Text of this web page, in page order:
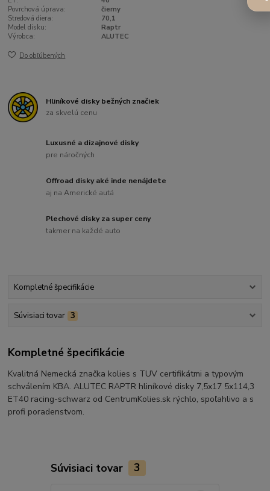
Povrchová úprava:
čierny
Stredová diera:
70,1
Model disku:
Raptr
Výrobca:
ALUTEC
Do obľúbených
Hliníkové disky bežných značiek
za skvelú cenu
Luxusné a dizajnové disky
pre náročných
Offroad disky aké inde nenájdete
aj na Americké autá
Plechové disky za super ceny
takmer na každé auto
Kompletné špecifikácie
Súvisiaci tovar 3
Kompletné špecifikácie
Kvalitná Nemecká značka kolies s TUV certifikátmi a typovým
schválením KBA. ALUTEC RAPTR hliníkové disky 7,5x17 5x114,3
ET40 racing-schwarz od CentrumKolies.sk rýchlo, spoľahlivo a s
profi poradenstvom.
Súvisiaci tovar 3